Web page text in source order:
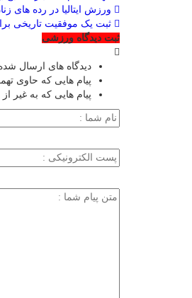
ورزش ایتالیا در رده های
ثبت یک موفقیت تاریخی
ثبت دیدگاه ورزشی
دیدگاه های ارسال
پیام هایی که حاوی
پیام هایی که به غیر